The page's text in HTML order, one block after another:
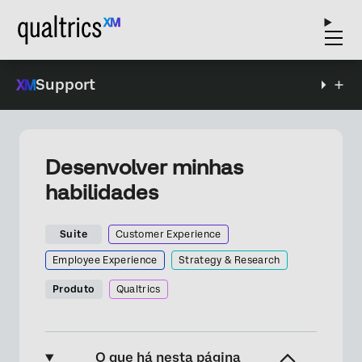
Support
Desenvolver minhas
habilidades
Suite Customer Experience
Employee Experience Strategy & Research
Produto Qualtrics
O que há nesta página